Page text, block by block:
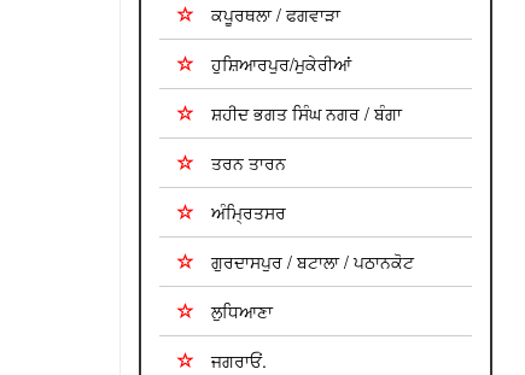
ਕਪੂਰਥਲਾ / ਫਗਵਾੜਾ
ਹੁਸ਼ਿਆਰਪੁਰ/ਮੁਕੇਰੀਆਂ
ਸ਼ਹੀਦ ਭਗਤ ਸਿੰਘ ਨਗਰ / ਬੰਗਾ
ਤਰਨ ਤਾਰਨ
ਅੰਮ੍ਰਿਤਸਰ
ਗੁਰਦਾਸਪੁਰ / ਬਟਾਲਾ / ਪਠਾਨਕੋਟ
ਲੁਧਿਆਣਾ
ਜਗਰਾਓਂ.